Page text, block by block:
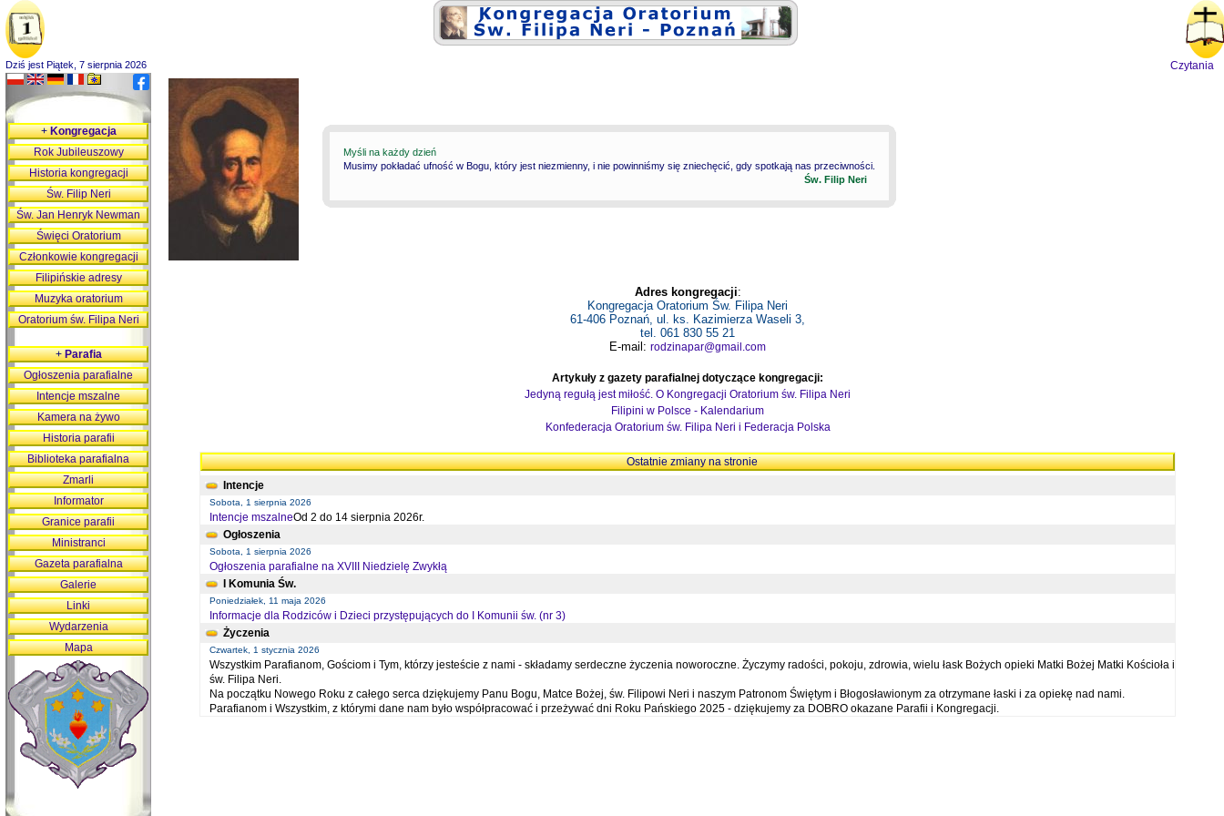
Dziś jest Piątek, 7 sierpnia 2026 Czytania
Myśli na każdy dzień
Musimy pokładać ufność w Bogu, który jest niezmienny, i nie powinniśmy się zniechęcić, gdy spotkają nas przeciwności.
Św. Filip Neri
Adres kongregacji:
Kongregacja Oratorium Św. Filipa Neri
61-406 Poznań, ul. ks. Kazimierza Waseli 3,
tel. 061 830 55 21
E-mail: rodzinapar@gmail.com
Artykuły z gazety parafialnej dotyczące kongregacji:
Jedyną regułą jest miłość. O Kongregacji Oratorium św. Filipa Neri
Filipini w Polsce - Kalendarium
Konfederacja Oratorium św. Filipa Neri i Federacja Polska
Ostatnie zmiany na stronie
Intencje
Sobota, 1 sierpnia 2026
Intencje mszalneOd 2 do 14 sierpnia 2026r.
Ogłoszenia
Sobota, 1 sierpnia 2026
Ogłoszenia parafialne na XVIII Niedzielę Zwykłą
I Komunia Św.
Poniedziałek, 11 maja 2026
Informacje dla Rodziców i Dzieci przystępujących do I Komunii św. (nr 3)
Życzenia
Czwartek, 1 stycznia 2026
Wszystkim Parafianom, Gościom i Tym, którzy jesteście z nami - składamy serdeczne życzenia noworoczne. Życzymy radości, pokoju, zdrowia, wielu łask Bożych opieki Matki Bożej Matki Kościoła i
św. Filipa Neri.
Na początku Nowego Roku z całego serca dziękujemy Panu Bogu, Matce Bożej, św. Filipowi Neri i naszym Patronom Świętym i Błogosławionym za otrzymane łaski i za opiekę nad nami.
Parafianom i Wszystkim, z którymi dane nam było współpracować i przeżywać dni Roku Pańskiego 2025 - dziękujemy za DOBRO okazane Parafii i Kongregacji.
+Kongregacja
Rok Jubileuszowy
Historia kongregacji
Św. Filip Neri
Św. Jan Henryk Newman
Święci Oratorium
Członkowie kongregacji
Filipińskie adresy
Muzyka oratorium
Oratorium św. Filipa Neri
+Parafia
Ogłoszenia parafialne
Intencje mszalne
Kamera na żywo
Historia parafii
Biblioteka parafialna
Zmarli
Informator
Granice parafii
Ministranci
Gazeta parafialna
Galerie
Linki
Wydarzenia
Mapa